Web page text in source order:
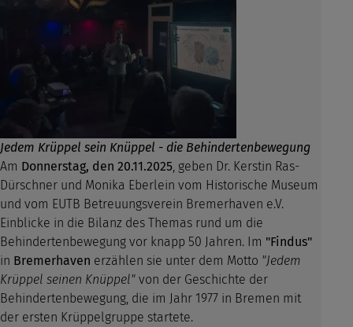
Jedem Krüppel sein Knüppel - die Behindertenbewegung
Am Donnerstag, den 20.11.2025 , geben Dr. Kerstin Ras-
Dürschner und Monika Eberlein vom Historische Museum
und vom EUTB Betreuungsverein Bremerhaven e.V.
Einblicke in die Bilanz des Themas rund um die
Behindertenbewegung vor knapp 50 Jahren. Im "Findus"
in Bremerhaven erzählen sie unter dem Motto "Jedem
Krüppel seinen Knüppel" von der Geschichte der
Behindertenbewegung, die im Jahr 1977 in Bremen mit
der ersten Krüppelgruppe startete.